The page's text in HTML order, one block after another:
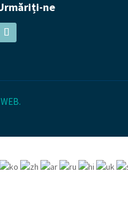
ne
.